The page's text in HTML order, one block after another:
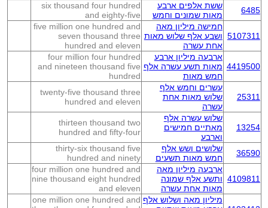
6485
ששת אלפים ארבע
מאות שמונים וחמש
six thousand four hundred
and eighty-five
5107311
חמישה מיליון מאה
ושבע אלף שלוש מאות
אחת עשרה
five million one hundred and
seven thousand three
hundred and eleven
4419500
ארבעה מיליון ארבע
מאות תשע עשרה אלף
חמש מאות
four million four hundred
and nineteen thousand five
hundred
25311
עשרים וחמש אלף
שלוש מאות אחת
עשרה
twenty-five thousand three
hundred and eleven
13254
שלוש עשרה אלף
מאתיים חמישים
וארבע
thirteen thousand two
hundred and fifty-four
36590
שלושים ושש אלף
חמש מאות תשעים
thirty-six thousand five
hundred and ninety
4109811
ארבעה מיליון מאה
ותשע אלף שמונה
מאות אחת עשרה
four million one hundred and
nine thousand eight hundred
and eleven
מיליון מאה ושלוש אלף one million one hundred and